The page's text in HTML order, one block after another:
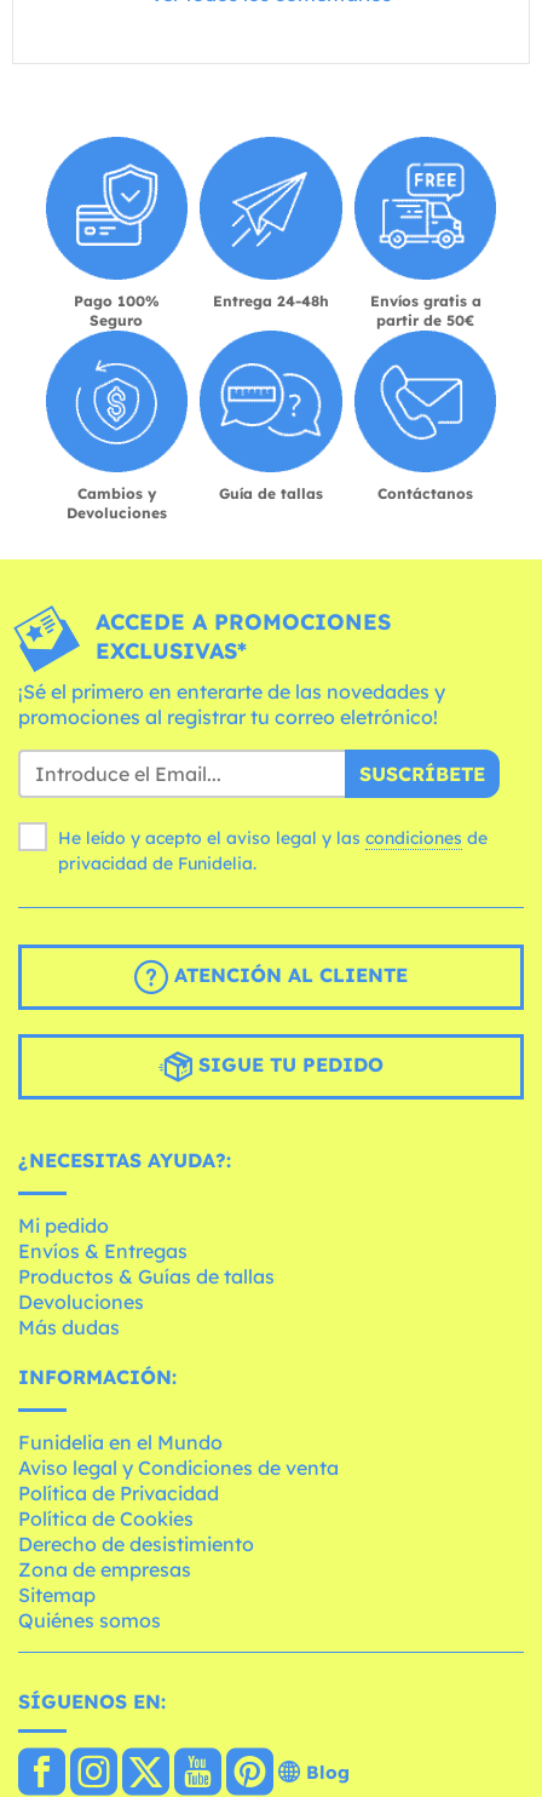
Pago 100%
Seguro
Entrega 24-48h
Envíos gratis a
partir de 50€
Cambios y
Devoluciones
Guía de tallas Contáctanos
ACCEDE A PROMOCIONES
EXCLUSIVAS*
¡Sé el primero en enterarte de las novedades y
promociones al registrar tu correo eletrónico!
SUSCRÍBETE
He leído y acepto el aviso legal y las condiciones
privacidad de Funidelia.
ATENCIÓN AL CLIENTE
SIGUE TU PEDIDO
¿NECESITAS AYUDA?:
Mi pedido
Envíos & Entregas
Productos & Guías de tallas
Devoluciones
Más dudas
INFORMACIÓN:
Funidelia en el Mundo
Aviso legal y Condiciones de venta
Política de Privacidad
Política de Cookies
Derecho de desistimiento
Zona de empresas
Sitemap
Quiénes somos
SÍGUENOS EN:
Blog